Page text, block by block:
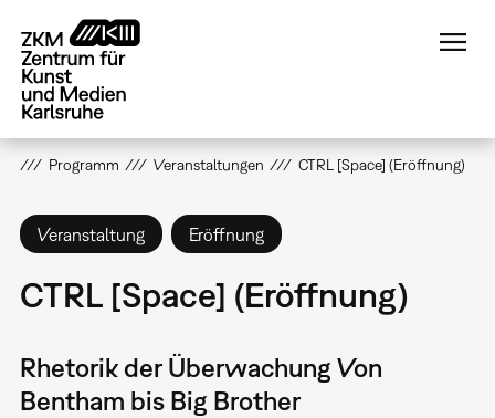
zum
Inhalt
Programm Veranstaltungen CTRL [Space] (Eröffnung)
Veranstaltung Eröffnung
CTRL [Space] (Eröffnung)
Rhetorik der Überwachung Von
Bentham bis Big Brother